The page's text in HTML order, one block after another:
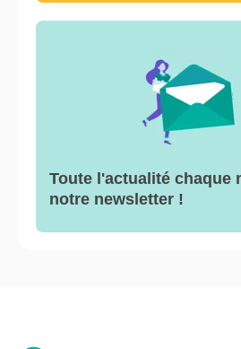
Toute l'actualité chaque
notre newsletter !